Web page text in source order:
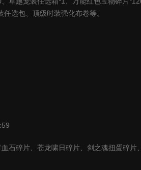
任选包、顶级时装强化布卷等。
石碎片、苍龙啸日碎片、剑之魂扭蛋碎片